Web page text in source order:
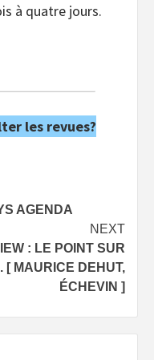
à quatre jours.
les revues?
AGENDA
NEXT
: LE POINT SUR
[ MAURICE DEHUT,
ÉCHEVIN ]